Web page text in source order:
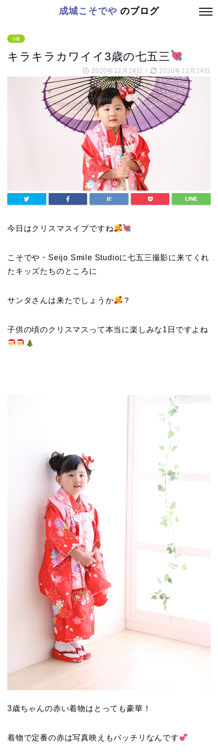
成城こそでや のブログ
3歳
キラキラカワイイ3歳の七五三
2020年12月24日 / 2020年12月24日
今日はクリスマスイブですね
こそでや・Seijo Smile Studioに七五三撮影に来てくれ
たキッズたちのところに
サンタさんは来たでしょうか ？
子供の頃のクリスマスって本当に楽しみな1日ですよね
3歳ちゃんの赤い着物はとっても豪華！
着物で定番の赤は写真映えもバッチリなんです